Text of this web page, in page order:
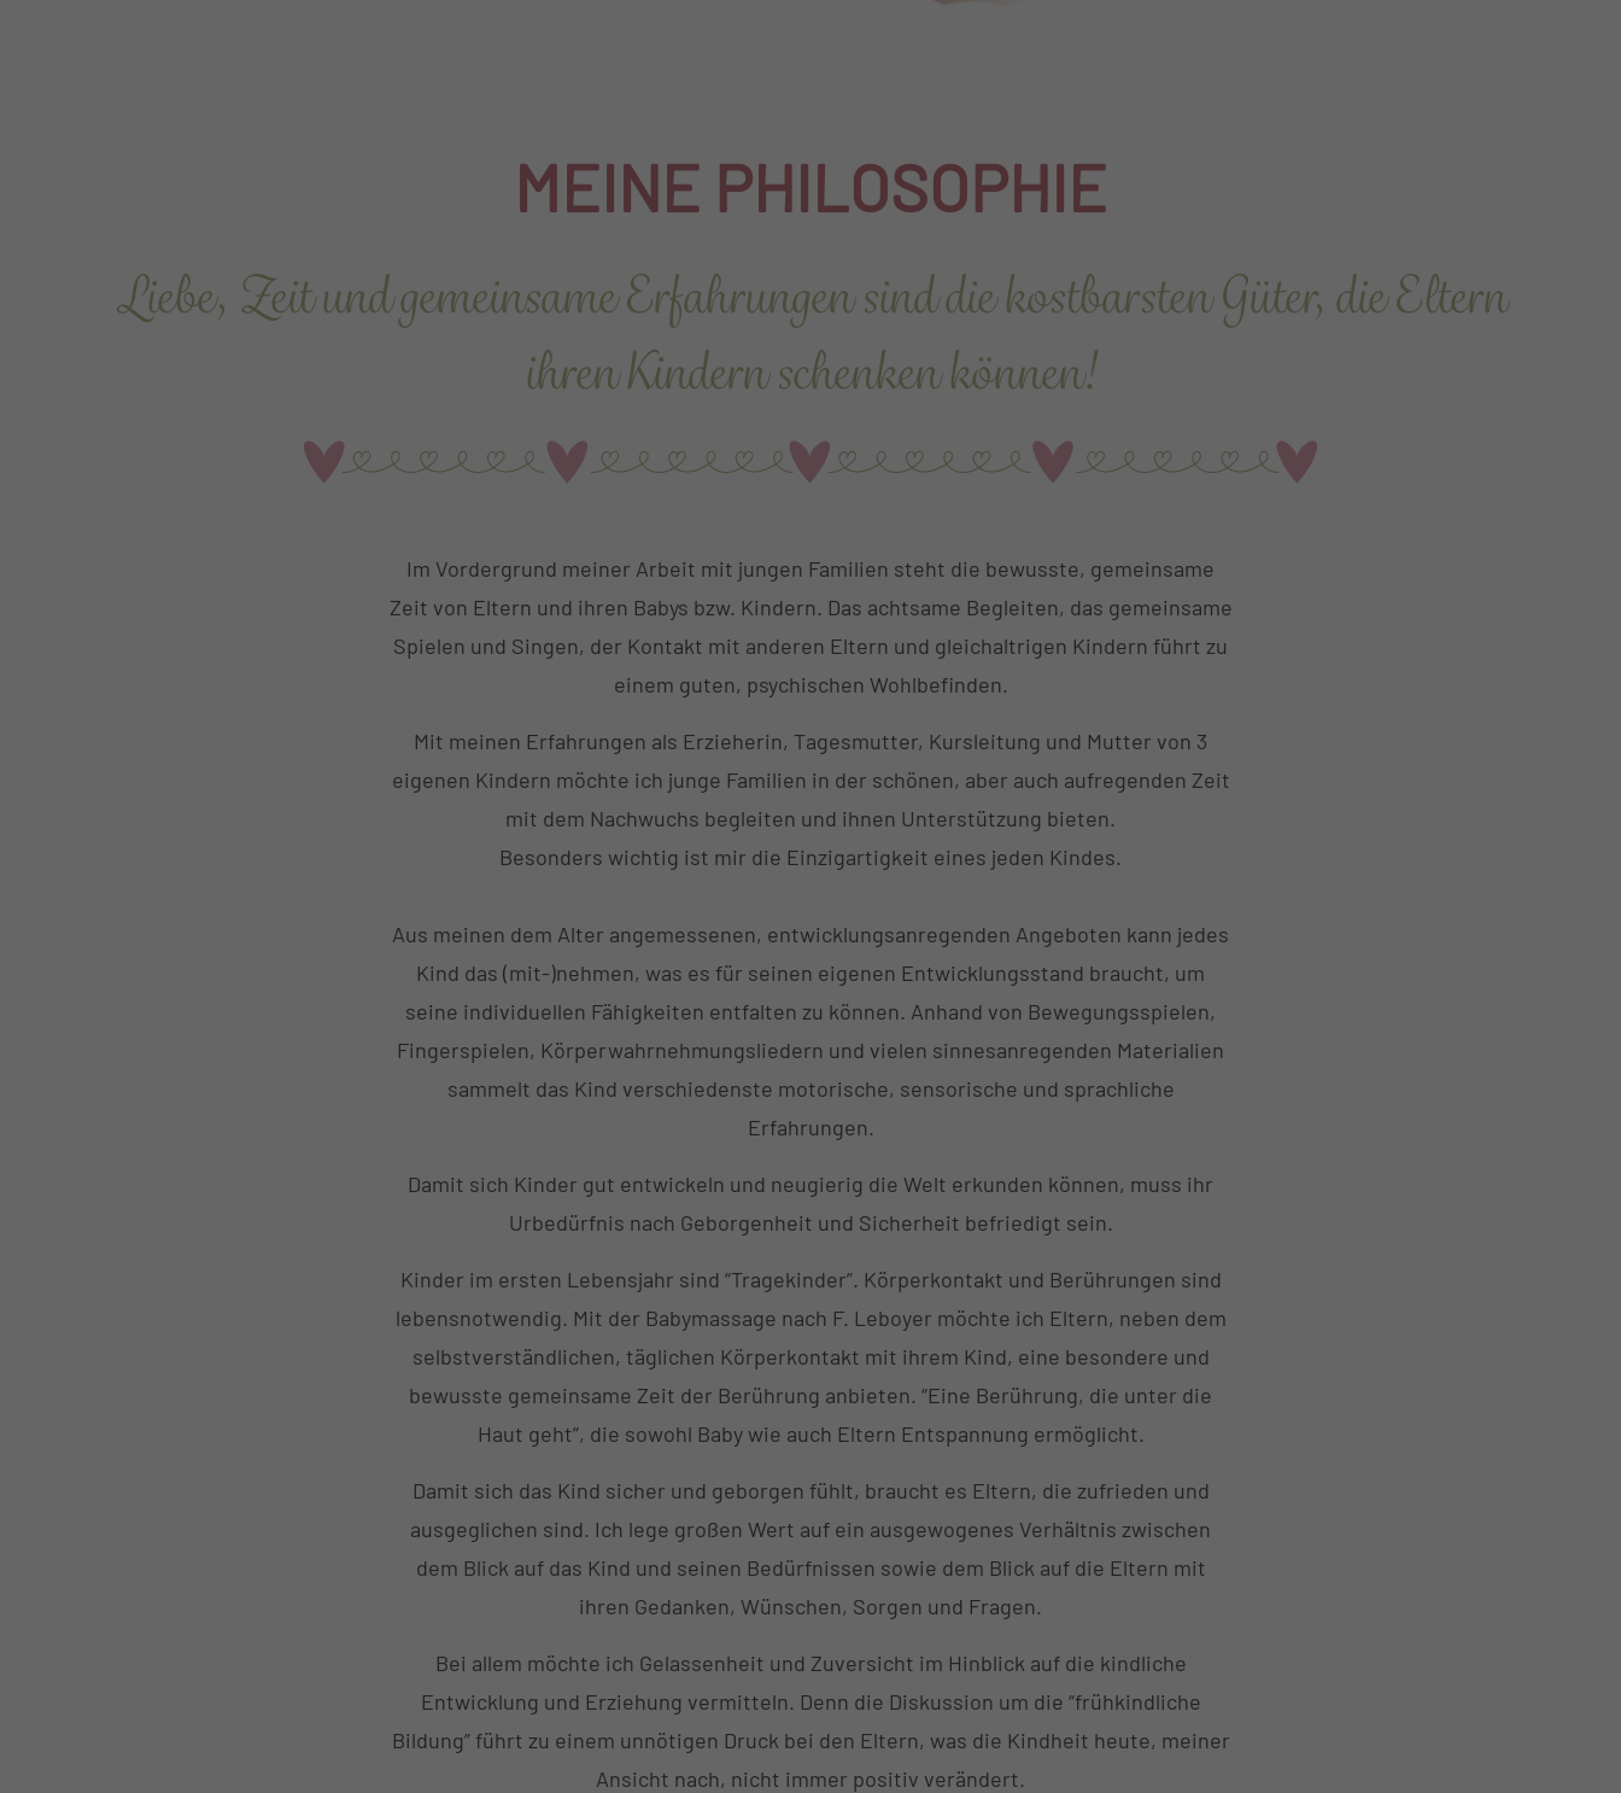
MEINE PHILOSOPHIE
Liebe, Zeit und gemeinsame Erfahrungen sind die kostbarsten Güter, die Eltern
ihren Kindern schenken können!
Im Vordergrund meiner Arbeit mit jungen Familien steht die bewusste, gemeinsame
Zeit von Eltern und ihren Babys bzw. Kindern. Das achtsame Begleiten, das gemeinsame
Spielen und Singen, der Kontakt mit anderen Eltern und gleichaltrigen Kindern führt zu
einem guten, psychischen Wohlbefinden.
Mit meinen Erfahrungen als Erzieherin, Tagesmutter, Kursleitung und Mutter von 3
eigenen Kindern möchte ich junge Familien in der schönen, aber auch aufregenden Zeit
mit dem Nachwuchs begleiten und ihnen Unterstützung bieten.
Besonders wichtig ist mir die Einzigartigkeit eines jeden Kindes.
Aus meinen dem Alter angemessenen, entwicklungsanregenden Angeboten kann jedes
Kind das (mit-)nehmen, was es für seinen eigenen Entwicklungsstand braucht, um
seine individuellen Fähigkeiten entfalten zu können. Anhand von Bewegungsspielen,
Fingerspielen, Körperwahrnehmungsliedern und vielen sinnesanregenden Materialien
sammelt das Kind verschiedenste motorische, sensorische und sprachliche
Erfahrungen.
Damit sich Kinder gut entwickeln und neugierig die Welt erkunden können, muss ihr
Urbedürfnis nach Geborgenheit und Sicherheit befriedigt sein.
Kinder im ersten Lebensjahr sind “Tragekinder”. Körperkontakt und Berührungen sind
lebensnotwendig. Mit der Babymassage nach F. Leboyer möchte ich Eltern, neben dem
selbstverständlichen, täglichen Körperkontakt mit ihrem Kind, eine besondere und
bewusste gemeinsame Zeit der Berührung anbieten. “Eine Berührung, die unter die
Haut geht”, die sowohl Baby wie auch Eltern Entspannung ermöglicht.
Damit sich das Kind sicher und geborgen fühlt, braucht es Eltern, die zufrieden und
ausgeglichen sind. Ich lege großen Wert auf ein ausgewogenes Verhältnis zwischen
dem Blick auf das Kind und seinen Bedürfnissen sowie dem Blick auf die Eltern mit
ihren Gedanken, Wünschen, Sorgen und Fragen.
Bei allem möchte ich Gelassenheit und Zuversicht im Hinblick auf die kindliche
Entwicklung und Erziehung vermitteln. Denn die Diskussion um die “frühkindliche
Bildung” führt zu einem unnötigen Druck bei den Eltern, was die Kindheit heute, meiner
Ansicht nach, nicht immer positiv verändert.